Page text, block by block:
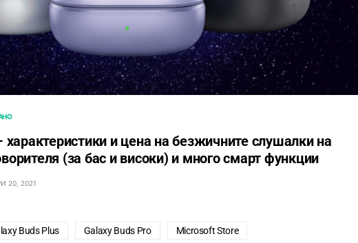
характеристики и цена на безжичните слушалки на
(за бас и високи) и много смарт функции
20, 2021
Buds Plus Galaxy Buds Pro Microsoft Store